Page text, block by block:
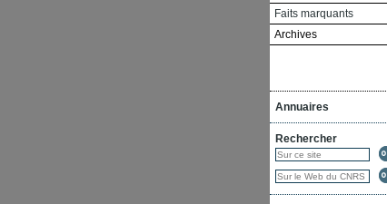
Faits marquants
Archives
Annuaires
Rechercher